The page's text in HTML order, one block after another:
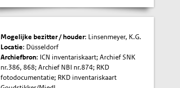
Mogelijke bezitter / houder: Linsenmeyer, K.G.
Locatie: Düsseldorf
Archiefbron: ICN inventariskaart; Archief SNK
nr.386, 868; Archief NBI nr.874; RKD
fotodocumentatie; RKD inventariskaart